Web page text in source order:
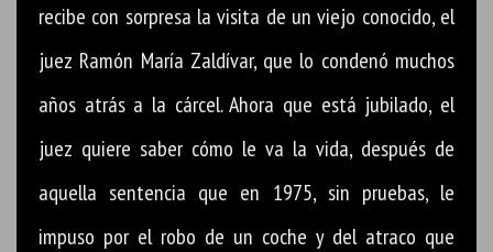
recibe con sorpresa la visita de un viejo conocido, el
juez Ramón María Zaldívar, que lo condenó muchos
años atrás a la cárcel. Ahora que está jubilado, el
juez quiere saber cómo le va la vida, después de
aquella sentencia que en 1975, sin pruebas, le
impuso por el robo de un coche y del atraco que